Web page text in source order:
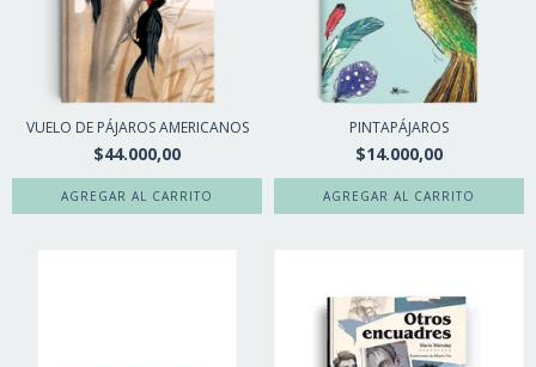
VUELO DE PÁJAROS AMERICANOS
$44.000,00
PINTAPÁJAROS
$14.000,00